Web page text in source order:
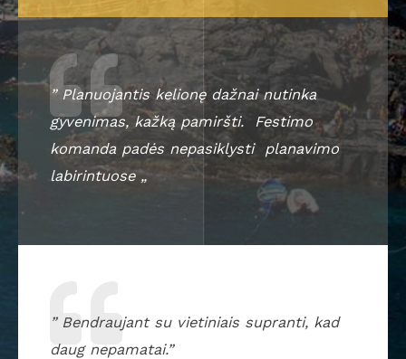
” Planuojantis kelionę dažnai nutinka
gyvenimas, kažką pamiršti. Festimo
komanda padės nepasiklysti planavimo
labirintuose „
” Bendraujant su vietiniais supranti, kad
daug nepamatai.”